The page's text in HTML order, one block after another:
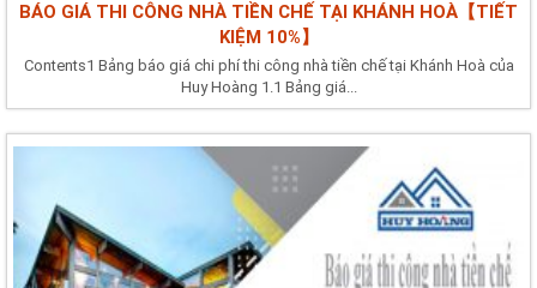
BÁO GIÁ THI CÔNG NHÀ TIỀN CHẾ TẠI KHÁNH HOÀ【TIẾT
KIỆM 10%】
Contents1 Bảng báo giá chi phí thi công nhà tiền chế tại Khánh Hoà của
Huy Hoàng 1.1 Bảng giá...